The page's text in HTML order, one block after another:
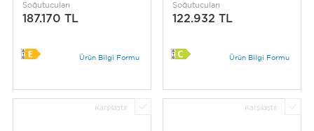
Soğutucuları
187.170 TL
Ürün Bilgi Formu
Soğutucuları
122.932 TL
Ürün Bilgi Formu
Karşılaştır Karşılaştır